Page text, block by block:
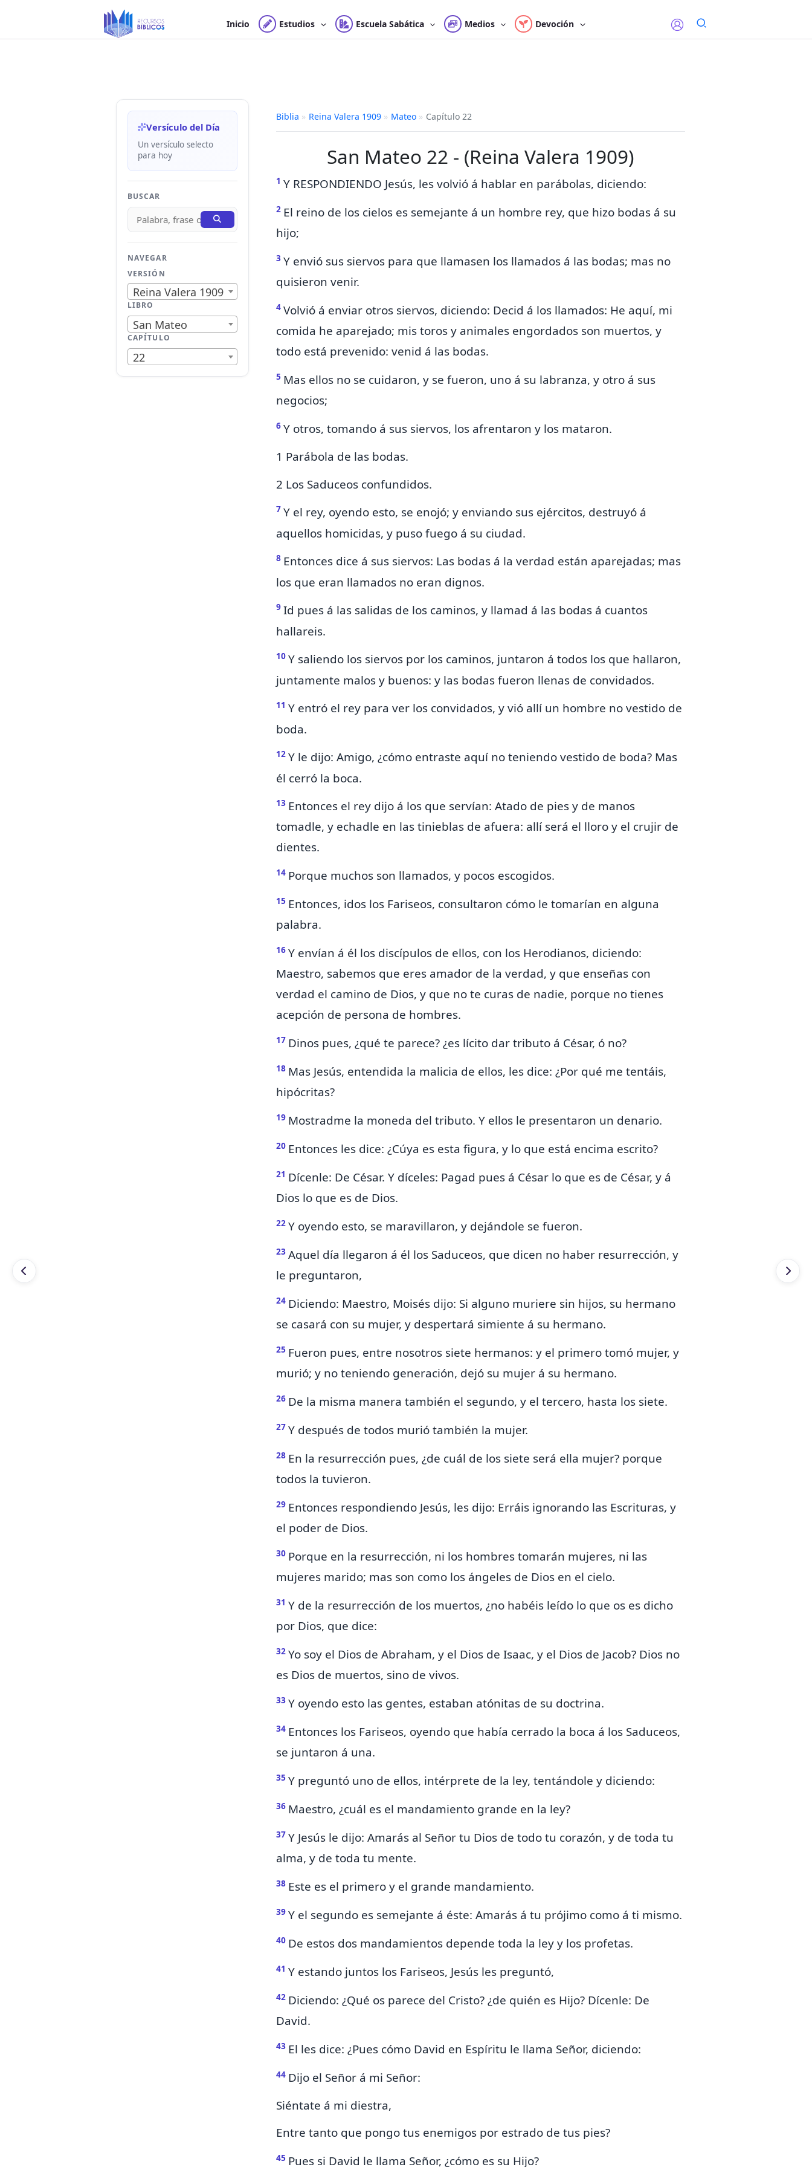
contenido
Inicio Estudios Escuela Sabática Medios Devoción
Versículo del Día
Un versículo selecto
para hoy
BUSCAR
NAVEGAR
VERSIÓN
Reina Valera 1909
LIBRO
San Mateo
CAPÍTULO
22
Biblia » Reina Valera 1909 » Mateo » Capítulo 22
San Mateo 22 - (Reina Valera 1909)
1 Y RESPONDIENDO Jesús, les volvió á hablar en parábolas, diciendo:
2 El reino de los cielos es semejante á un hombre rey, que hizo bodas á su
hijo;
3 Y envió sus siervos para que llamasen los llamados á las bodas; mas no
quisieron venir.
4 Volvió á enviar otros siervos, diciendo: Decid á los llamados: He aquí, mi
comida he aparejado; mis toros y animales engordados son muertos, y
todo está prevenido: venid á las bodas.
5 Mas ellos no se cuidaron, y se fueron, uno á su labranza, y otro á sus
negocios;
6 Y otros, tomando á sus siervos, los afrentaron y los mataron.
1 Parábola de las bodas.
2 Los Saduceos confundidos.
7 Y el rey, oyendo esto, se enojó; y enviando sus ejércitos, destruyó á
aquellos homicidas, y puso fuego á su ciudad.
8 Entonces dice á sus siervos: Las bodas á la verdad están aparejadas; mas
los que eran llamados no eran dignos.
9 Id pues á las salidas de los caminos, y llamad á las bodas á cuantos
hallareis.
10 Y saliendo los siervos por los caminos, juntaron á todos los que hallaron,
juntamente malos y buenos: y las bodas fueron llenas de convidados.
11 Y entró el rey para ver los convidados, y vió allí un hombre no vestido de
boda.
12 Y le dijo: Amigo, ¿cómo entraste aquí no teniendo vestido de boda? Mas
él cerró la boca.
13 Entonces el rey dijo á los que servían: Atado de pies y de manos
tomadle, y echadle en las tinieblas de afuera: allí será el lloro y el crujir de
dientes.
14 Porque muchos son llamados, y pocos escogidos.
15 Entonces, idos los Fariseos, consultaron cómo le tomarían en alguna
palabra.
16 Y envían á él los discípulos de ellos, con los Herodianos, diciendo:
Maestro, sabemos que eres amador de la verdad, y que enseñas con
verdad el camino de Dios, y que no te curas de nadie, porque no tienes
acepción de persona de hombres.
17 Dinos pues, ¿qué te parece? ¿es lícito dar tributo á César, ó no?
18 Mas Jesús, entendida la malicia de ellos, lesdice: ¿Por qué me tentáis,
hipócritas?
19 Mostradme la moneda del tributo. Y ellos le presentaron un denario.
20 Entonces les dice: ¿Cúya es esta figura, y lo que está encima escrito?
21 Dícenle: De César. Y díceles: Pagad pues á César lo que es de César, y á
Dios lo que es de Dios.
22 Y oyendo esto, se maravillaron, y dejándole se fueron.
23 Aquel día llegaron á él los Saduceos, que dicen no haber resurrección, y
le preguntaron,
24 Diciendo: Maestro, Moisés dijo: Si alguno muriere sin hijos, su hermano
se casará con su mujer, y despertará simiente á su hermano.
25 Fueron pues, entre nosotros siete hermanos: y el primero tomó mujer, y
murió; y no teniendo generación, dejó su mujer á su hermano.
26 De la misma manera también el segundo, y el tercero, hasta los siete.
27 Y después de todos murió también la mujer.
28 En la resurrección pues, ¿de cuál de los siete será ella mujer? porque
todos la tuvieron.
29 Entonces respondiendo Jesús, les dijo: Erráis ignorando las Escrituras, y
el poder de Dios.
30 Porque en la resurrección, ni los hombres tomarán mujeres, ni las
mujeres marido; mas son como los ángeles de Dios en el cielo.
31 Y de la resurrección de los muertos, ¿no habéis leído lo que os es dicho
por Dios, que dice:
32 Yo soy el Dios de Abraham, y el Dios de Isaac, y el Dios de Jacob? Dios no
es Dios de muertos, sino de vivos.
33 Y oyendo esto las gentes, estaban atónitas de su doctrina.
34 Entonces los Fariseos, oyendo que había cerrado la boca á los Saduceos,
se juntaron á una.
35 Y preguntó uno de ellos, intérprete de la ley, tentándole y diciendo:
36 Maestro, ¿cuál es el mandamiento grande en la ley?
37 Y Jesús le dijo: Amarás al Señor tu Dios de todo tu corazón, y de toda tu
alma, y de toda tu mente.
38 Este es el primero y el grande mandamiento.
39 Y el segundo es semejante á éste: Amarás á tu prójimo como á ti mismo.
40 De estos dos mandamientos depende toda la ley y los profetas.
41 Y estando juntos los Fariseos, Jesús les preguntó,
42 Diciendo: ¿Qué os parece del Cristo? ¿de quién es Hijo? Dícenle: De
David.
43 El les dice: ¿Pues cómo David en Espíritu le llama Señor, diciendo:
44 Dijo el Señor á mi Señor:
Siéntate á mi diestra,
Entre tanto que pongo tus enemigos por estrado de tus pies?
45 Pues si David le llama Señor, ¿cómo es su Hijo?